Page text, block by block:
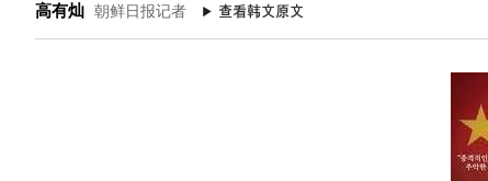
高有灿 朝鲜日报记者